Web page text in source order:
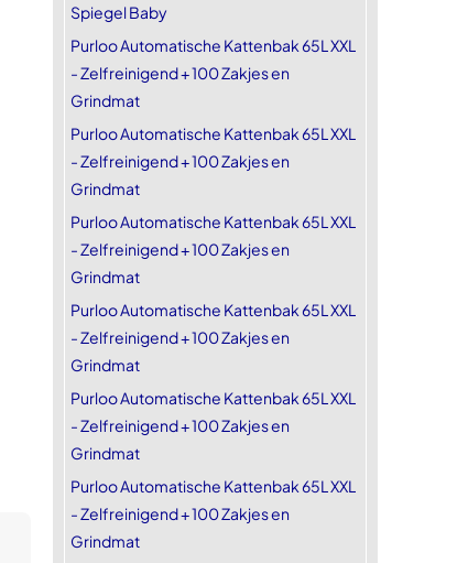
Spiegel Baby
Purloo Automatische Kattenbak 65L XXL
- Zelfreinigend + 100 Zakjes en
Grindmat
Purloo Automatische Kattenbak 65L XXL
- Zelfreinigend + 100 Zakjes en
Grindmat
Purloo Automatische Kattenbak 65L XXL
- Zelfreinigend + 100 Zakjes en
Grindmat
Purloo Automatische Kattenbak 65L XXL
- Zelfreinigend + 100 Zakjes en
Grindmat
Purloo Automatische Kattenbak 65L XXL
- Zelfreinigend + 100 Zakjes en
Grindmat
Purloo Automatische Kattenbak 65L XXL
- Zelfreinigend + 100 Zakjes en
Grindmat